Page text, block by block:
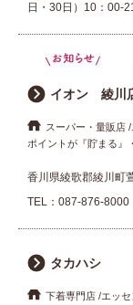
日・30日）10：00-
イオン 綾川
スーパー・量販店
ポイントが『貯まる』
香川県綾歌郡綾川町
TEL： 087-876-8000
タカハシ
下着専門店 エッセ